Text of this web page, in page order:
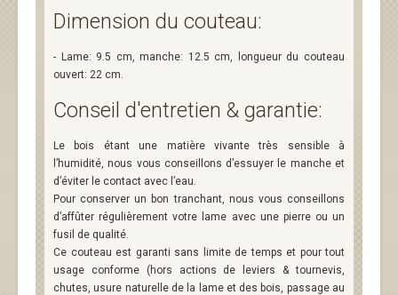
Dimension du couteau:
- Lame: 9.5 cm, manche: 12.5 cm, longueur du couteau
ouvert: 22 cm.
Conseil d'entretien & garantie:
Le bois étant une matière vivante très sensible à
l’humidité, nous vous conseillons d’essuyer le manche et
d’éviter le contact avec l’eau.
Pour conserver un bon tranchant, nous vous conseillons
d’affûter régulièrement votre lame avec une pierre ou un
fusil de qualité.
Ce couteau est garanti sans limite de temps et pour tout
usage conforme (hors actions de leviers & tournevis,
chutes, usure naturelle de la lame et des bois, passage au